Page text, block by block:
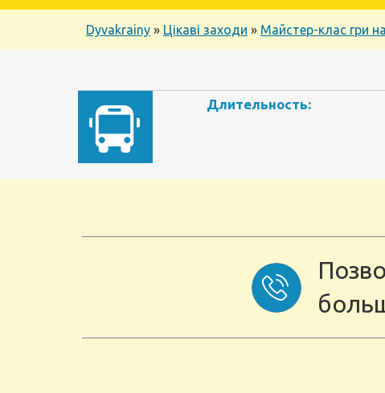
Dyvakrainy » Цікаві заходи » Майстер-клас гри
Длительность: